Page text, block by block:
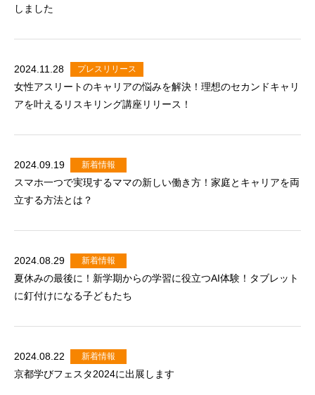
しました
2024.11.28 プレスリリース
女性アスリートのキャリアの悩みを解決！理想のセカンドキャリ
アを叶えるリスキリング講座リリース！
2024.09.19 新着情報
スマホ一つで実現するママの新しい働き方！家庭とキャリアを両
立する方法とは？
2024.08.29 新着情報
夏休みの最後に！新学期からの学習に役立つAI体験！タブレット
に釘付けになる子どもたち
2024.08.22 新着情報
京都学びフェスタ2024に出展します